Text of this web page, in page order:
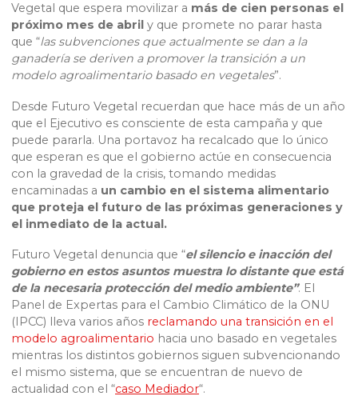
Vegetal que espera movilizar a más de cien personas el
próximo mes de abril y que promete no parar hasta
que “las subvenciones que actualmente se dan a la
ganadería se deriven a promover la transición a un
modelo agroalimentario basado en vegetales”.
Desde Futuro Vegetal recuerdan que hace más de un año
que el Ejecutivo es consciente de esta campaña y que
puede pararla. Una portavoz ha recalcado que lo único
que esperan es que el gobierno actúe en consecuencia
con la gravedad de la crisis, tomando medidas
encaminadas a un cambio en el sistema alimentario
que proteja el futuro de las próximas generaciones y
el inmediato de la actual.
Futuro Vegetal denuncia que “el silencio e inacción del
gobierno en estos asuntos muestra lo distante que está
de la necesaria protección del medio ambiente”. El
Panel de Expertas para el Cambio Climático de la ONU
(IPCC) lleva varios años reclamando una transición en el
modelo agroalimentario hacia uno basado en vegetales
mientras los distintos gobiernos siguen subvencionando
el mismo sistema, que se encuentran de nuevo de
actualidad con el “caso Mediador“.